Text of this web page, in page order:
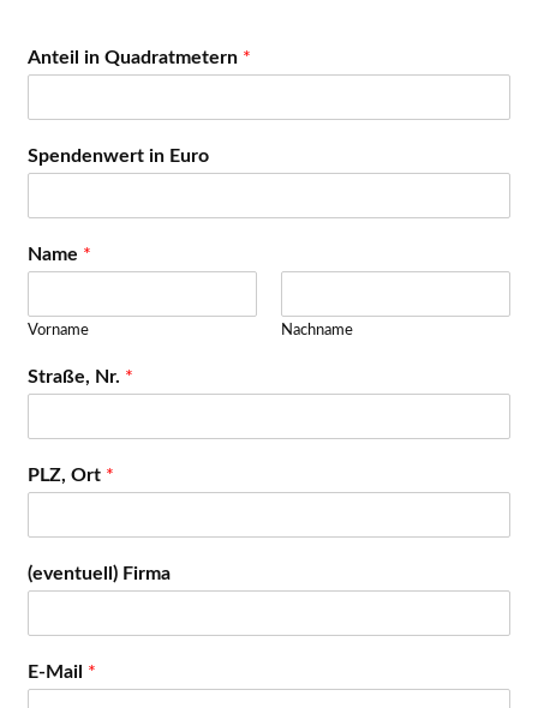
Anteil in Quadratmetern *
Spendenwert in Euro
Name *
Vorname Nachname
Straße, Nr. *
PLZ, Ort *
(eventuell) Firma
E-Mail *